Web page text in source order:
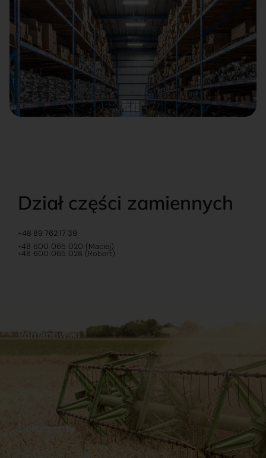
Dział części zamiennych
+48 89 762 17 39
+48 600 065 020 (Maciej)
+48 600 065 028 (Robert)
Dokumenty
Regulamin Dostawy
Romanowski
Sklep internetowy
Praca
Ubezpieczenia